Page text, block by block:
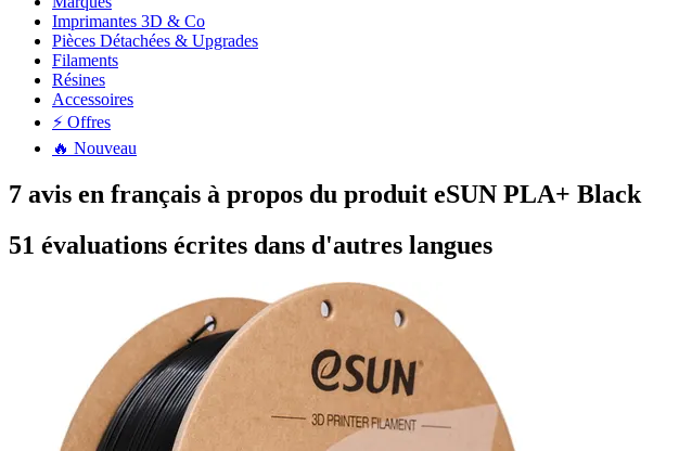
Imprimantes 3D & Co
Pièces Détachées & Upgrades
Filaments
Résines
Accessoires
⚡ Offres
🔥 Nouveau
7 avis en français à propos du produit eSUN PLA+ Black
51 évaluations écrites dans d'autres langues